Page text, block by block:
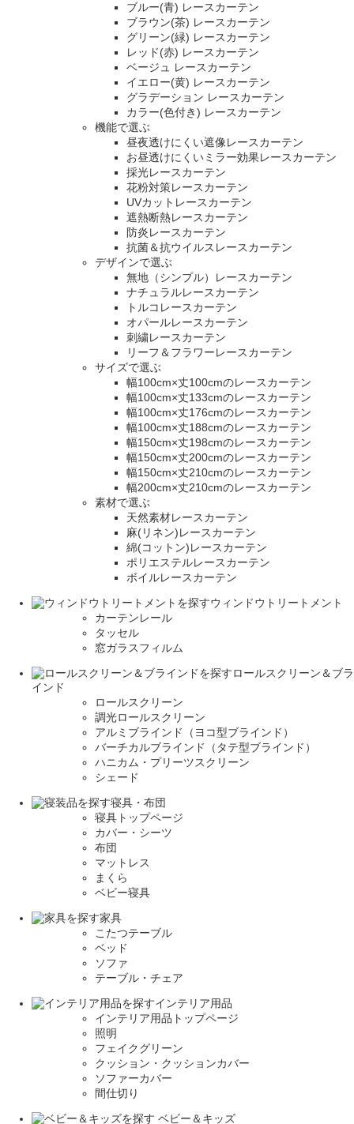
ブルー(青) レースカーテン
ブラウン(茶) レースカーテン
グリーン(緑) レースカーテン
レッド(赤) レースカーテン
ベージュ レースカーテン
イエロー(黄) レースカーテン
グラデーション レースカーテン
カラー(色付き) レースカーテン
機能で選ぶ
昼夜透けにくい遮像レースカーテン
お昼透けにくいミラー効果レースカーテン
採光レースカーテン
花粉対策レースカーテン
UVカットレースカーテン
遮熱断熱レースカーテン
防炎レースカーテン
抗菌＆抗ウイルスレースカーテン
デザインで選ぶ
無地（シンプル）レースカーテン
ナチュラルレースカーテン
トルコレースカーテン
オパールレースカーテン
刺繍レースカーテン
リーフ＆フラワーレースカーテン
サイズで選ぶ
幅100cm×丈100cmのレースカーテン
幅100cm×丈133cmのレースカーテン
幅100cm×丈176cmのレースカーテン
幅100cm×丈188cmのレースカーテン
幅150cm×丈198cmのレースカーテン
幅150cm×丈200cmのレースカーテン
幅150cm×丈210cmのレースカーテン
幅200cm×丈210cmのレースカーテン
素材で選ぶ
天然素材レースカーテン
麻(リネン)レースカーテン
綿(コットン)レースカーテン
ポリエステルレースカーテン
ボイルレースカーテン
ウィンドウトリートメント
カーテンレール
タッセル
窓ガラスフィルム
ロールスクリーン＆ブラ
インド
ロールスクリーン
調光ロールスクリーン
アルミブラインド（ヨコ型ブラインド）
バーチカルブラインド（タテ型ブラインド）
ハニカム・プリーツスクリーン
シェード
寝具・布団
寝具トップページ
カバー・シーツ
布団
マットレス
まくら
ベビー寝具
家具
こたつテーブル
ベッド
ソファ
テーブル・チェア
インテリア用品
インテリア用品トップページ
照明
フェイクグリーン
クッション・クッションカバー
ソファーカバー
間仕切り
ベビー＆キッズ